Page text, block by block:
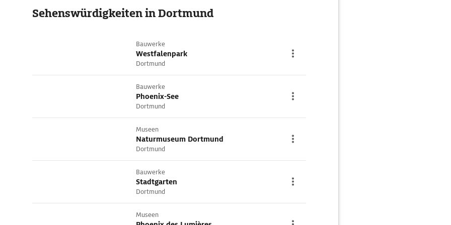
Sehens­würdig­kei­ten in Dortmund
Bauwerke
Westfalenpark
Dortmund
Bauwerke
Phoenix-See
Dortmund
Museen
Naturmuseum Dortmund
Dortmund
Bauwerke
Stadtgarten
Dortmund
Museen